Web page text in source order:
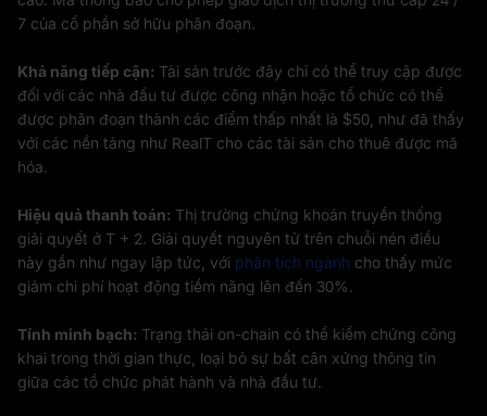
7 của cổ phần sở hữu phân đoạn.
Khả năng tiếp cận: Tài sản trước đây chỉ có thể truy cập được
đối với các nhà đầu tư được công nhận hoặc tổ chức có thể
được phân đoạn thành các điểm thấp nhất là $50, như đã thấy
với các nền tảng như RealT cho các tài sản cho thuê được mã
hóa.
Hiệu quả thanh toán: Thị trường chứng khoán truyền thống
giải quyết ở T + 2. Giải quyết nguyên tử trên chuỗi nén điều
này gần như ngay lập tức, với phân tích ngành cho thấy mức
giảm chi phí hoạt động tiềm năng lên đến 30%.
Tính minh bạch: Trạng thái on-chain có thể kiểm chứng công
khai trong thời gian thực, loại bỏ sự bất cân xứng thông tin
giữa các tổ chức phát hành và nhà đầu tư.